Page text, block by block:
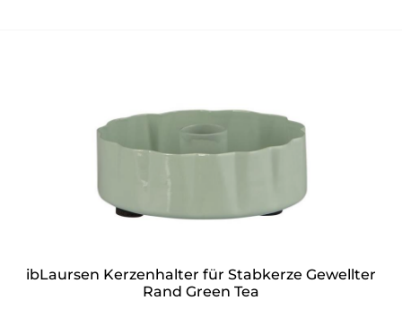
ibLaursen Kerzenhalter für Stabkerze Gewellter
Rand Green Tea